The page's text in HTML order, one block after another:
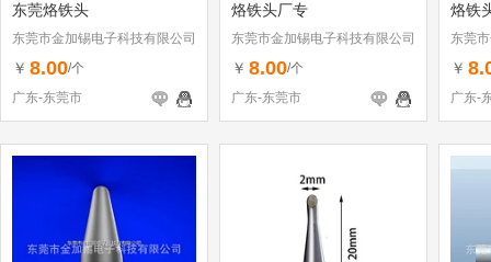
东莞烙铁头
东莞市金加锡电子科技有限公司
￥ 8.00/个
广东-东莞市
烙铁头厂专
东莞市金加锡电子科技有限公司
￥ 8.00/个
广东-东莞市
烙铁
东莞
￥
广东-